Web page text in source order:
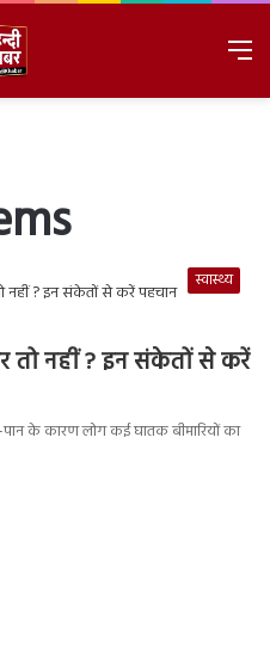
स्वास्थ्य
नहीं ? इन संकेतों से करें
के कारण लोग कई घातक बीमारियों का